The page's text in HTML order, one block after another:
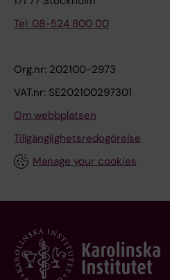
Tel: 08-524 800 00
Org.nr: 202100-2973
VAT.nr: SE202100297301
Om webbplatsen
Tillgänglighetsredogörelse
Manage your cookies